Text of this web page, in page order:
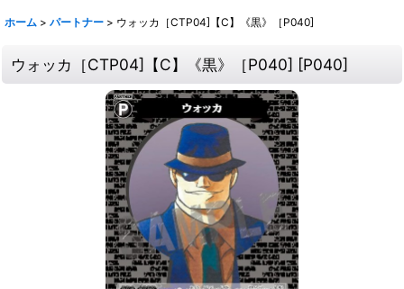
ホーム > パートナー > ウォッカ［CTP04]【C】《黒》［P040]
ウォッカ［CTP04]【C】《黒》［P040] [P040]